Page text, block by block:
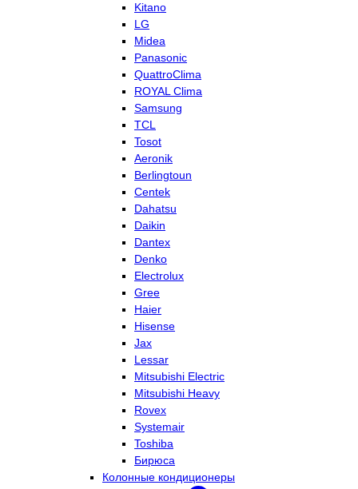
Kitano
LG
Midea
Panasonic
QuattroClima
ROYAL Clima
Samsung
TCL
Tosot
Aeronik
Berlingtoun
Centek
Dahatsu
Daikin
Dantex
Denko
Electrolux
Gree
Haier
Hisense
Jax
Lessar
Mitsubishi Electric
Mitsubishi Heavy
Rovex
Systemair
Toshiba
Бирюса
Колонные кондиционеры